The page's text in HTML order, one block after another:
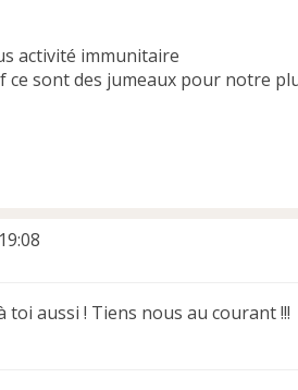
activité immunitaire
ce sont des jumeaux pour notre
aussi ! Tiens nous au courant !!!